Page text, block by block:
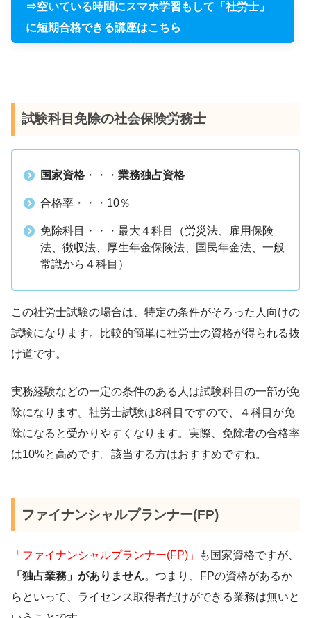
⇒空いている時間にスマホ学習もして「社労士」
に短期合格できる講座はこちら
試験科目免除の社会保険労務士
国家資格 ・・・ 業務独占資格
合格率・・・10％
免除科目・・・最大４科目（労災法、雇用保険
法、徴収法、厚生年金保険法、国民年金法、一般
常識から４科目）
この社労士試験の場合は、特定の条件がそろった人向けの
試験になります。比較的簡単に社労士の資格が得られる抜
け道です。
実務経験などの一定の条件のある人は試験科目の一部が免
除になります。社労士試験は8科目ですので、４科目が免
除になると受かりやすくなります。実際、免除者の合格率
は10%と高めです。該当する方はおすすめですね。
ファイナンシャルプランナー(FP)
「ファイナンシャルプランナー(FP)」
も国家資格ですが、
「独占業務」がありません。つまり、FPの資格があるか
らといって、ライセンス取得者だけができる業務は無いと